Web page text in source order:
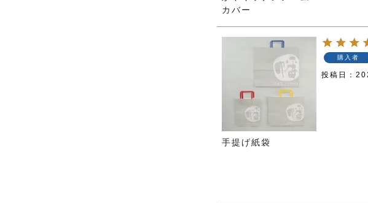
カバー
手提げ紙袋
購入者
投稿日